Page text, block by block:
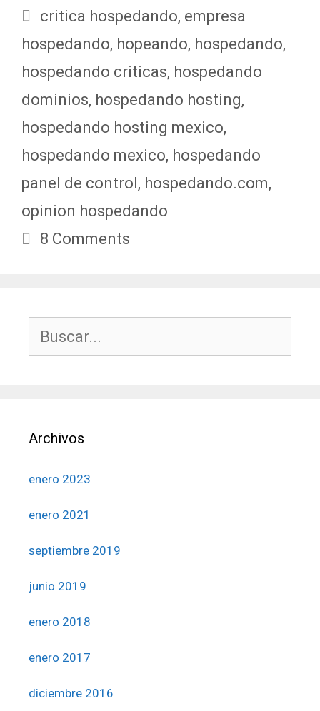
Etiquetas
critica hospedando, empresa
hospedando, hopeando, hospedando,
hospedando criticas, hospedando
dominios, hospedando hosting,
hospedando hosting mexico,
hospedando mexico, hospedando
panel de control , hospedando.com,
opinion hospedando
8 Comments
Archivos
enero 2023
enero 2021
septiembre 2019
junio 2019
enero 2018
enero 2017
diciembre 2016